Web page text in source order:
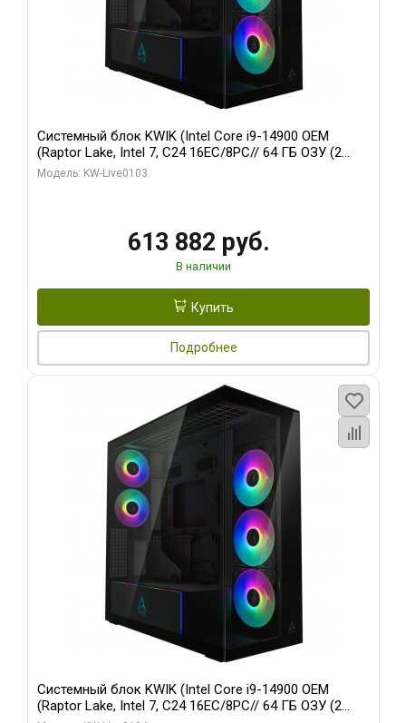
Системный блок KWIK (Intel Core i9-14900 OEM
(Raptor Lake, Intel 7, C24 16EC/8PC// 64 ГБ ОЗУ (2
модуля)/ Afox RTX4090 24GB GDDR6X 384-Bit 3xDP
Модель: KW-Live0103
613 882 руб.
В наличии
Купить
Подробнее
Системный блок KWIK (Intel Core i9-14900 OEM
(Raptor Lake, Intel 7, C24 16EC/8PC// 64 ГБ ОЗУ (2